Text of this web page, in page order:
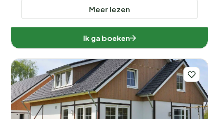
Meer lezen
Ik ga boeken